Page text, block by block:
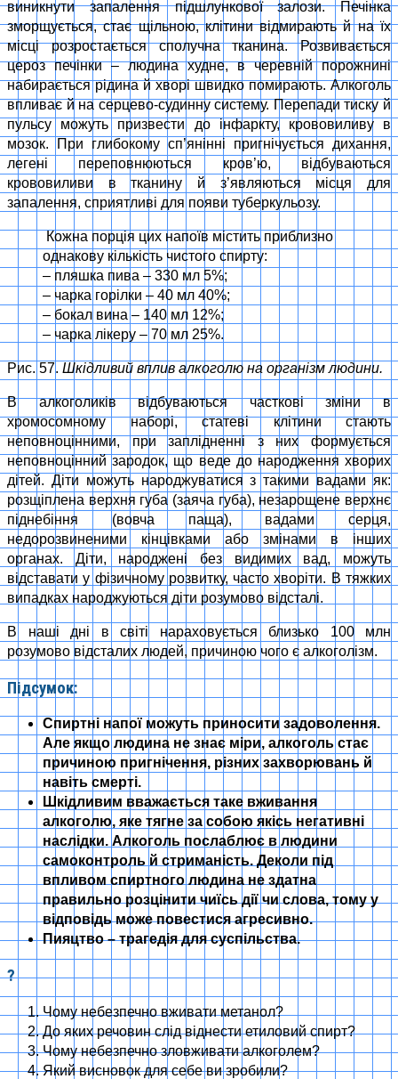
виникнути запалення пiдшлункової залози. Печiнка
зморщується, стає щiльною, клiтини вiдмирають й на їх
місці розростається сполучна тканина. Розвивається
цероз печiнки – людина худне, в черевнiй порожнинi
набирається рiдина й хворi швидко помирають. Алкоголь
впливає й на серцево-судинну систему. Перепади тиску й
пульсу можуть призвести до iнфаркту, крововиливу в
мозок. При глибокому сп’янiннi пригнiчується дихання,
легенi переповнюються кров’ю, вiдбуваються
крововиливи в тканину й з’являються мiсця для
запалення, сприятливi для появи туберкульозу.
Кожна порція цих напоїв містить приблизно
однакову кількість чистого спирту:
– пляшка пива – 330 мл 5%;
– чарка горілки – 40 мл 40%;
– бокал вина – 140 мл 12%;
– чарка лікеру – 70 мл 25%.
Рис. 57. Шкідливий вплив алкоголю на організм людини.
В алкоголикiв вiдбуваються частковi змiни в
хромосомному наборi, статевi клiтини стають
неповноцiнними, при заплiдненнi з них формується
неповноцiнний зародок, що веде до народження хворих
дiтей. Дiти можуть народжуватися з такими вадами як:
розщiплена верхня губа (заяча губа), незарощене верхнє
пiднебiння (вовча паща), вадами серця,
недорозвиненими кiнцiвками або змiнами в iнших
органах. Дiти, народженi без видимих вад, можуть
вiдставати у фiзичному розвитку, часто хворiти. В тяжких
випадках народжуються дiти розумово вiдсталi.
В наші дні в свiтi нараховується близько 100 млн
розумово вiдсталих людей, причиною чого є алкоголiзм.
Підсумок:
Спиртні напої можуть приносити задоволення.
Але якщо людина не знає міри, алкоголь стає
причиною пригнічення, різних захворювань й
навіть смерті.
Шкідливим вважається таке вживання
алкоголю, яке тягне за собою якісь негативні
наслідки. Алкоголь послаблює в людини
самоконтроль й стриманість. Деколи під
впливом спиртного людина не здатна
правильно розцінити чиїсь дії чи слова, тому у
відповідь може повестися агресивно.
Пияцтво – трагедія для суспільства.
?
Чому небезпечно вживати метанол?
До яких речовин слід віднести етиловий спирт?
Чому небезпечно зловживати алкоголем?
Який висновок для себе ви зробили?